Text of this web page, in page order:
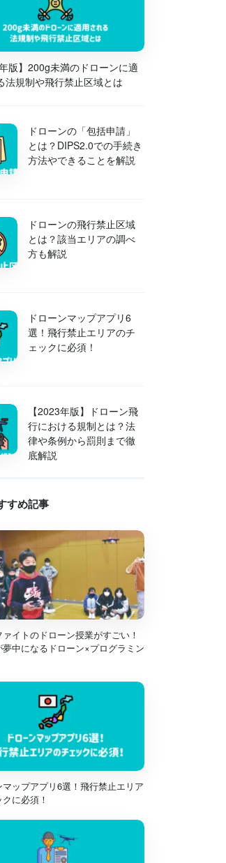
版】200g未満のドローンに適
法規制や飛行禁止区域とは
ドローンの「包括申請」
とは？DIPS2.0での手続き
方法やできることを解説
ドローンの飛行禁止区域
とは？該当エリアの調べ
方も解説
ドローンマップアプリ6
選！飛行禁止エリアのチ
ェックに必須！
【2023年版】ドローン飛
行における規制とは？法
律や条例から罰則まで徹
底解説
すめ記事
イトのドローン授業がすごい！
中になるドローン×プログラミン
マップアプリ6選！飛行禁止エリア
に必須！